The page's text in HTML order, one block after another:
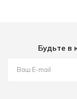
Будьте в